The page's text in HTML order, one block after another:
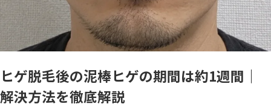
ヒゲ脱毛後の泥棒ヒゲの期間は約1週間｜
解決方法を徹底解説